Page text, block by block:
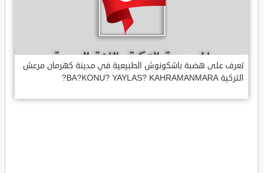
تعرف على هضبة باشكونوش الطبيعية في مدينة كهرمان مرعش
التركية BA?KONU? YAYLAS? KAHRAMANMARA?